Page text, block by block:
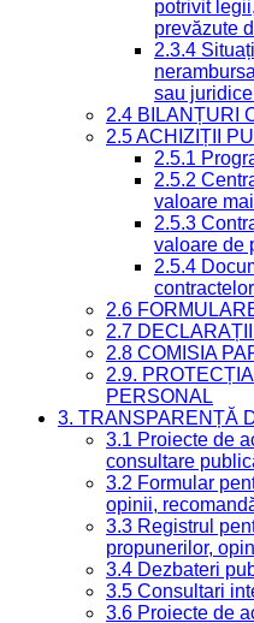
potrivit
prevăzute
2.3.4
sau
2.4 BILANȚURI
2.5 ACHIZIȚII
2.5.1
2.5.2
valoare
2.5.3
valoare de
2.5.4
contractelor
2.6
2.7
2.8 COMISIA
2.9.
PERSONAL
3. TRANSPARENȚĂ
3.1 Proiecte de
consultare
3.2 Formular
opinii,
3.3 Registrul
propunerilor,
3.4 Dezbateri
3.5 Consultari
3.6 Proiecte de